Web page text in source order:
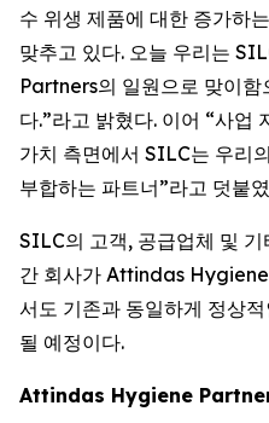
수 위생 제품에 대한 증가하
맞추고 있다. 오늘 우리는
Partners의 일원으로 맞이함
다.”라고 밝혔다. 이어 “사업
가치 측면에서 SILC는 우리
부합하는 파트너”라고 덧붙
SILC의 고객, 공급업체 및
간 회사가 Attindas
서도 기존과 동일하게 정상
될 예정이다.
Attindas Hygiene